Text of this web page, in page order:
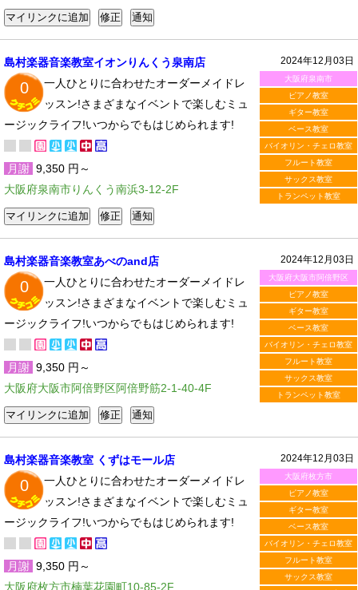
2024年12月03日
大阪府泉南市
ピアノ教室
ギター教室
ベース教室
バイオリン・チェロ教室
フルート教室
サックス教室
トランペット教室
島村楽器音楽教室イオンりんくう泉南店
0
一人ひとりに合わせたオーダーメイドレ
ッスン!さまざまなイベントで楽しむミュ
ージックライフ!いつからでもはじめられます!
月謝 9,350 円～
大阪府泉南市りんくう南浜3-12-2F
2024年12月03日
大阪府大阪市阿倍野区
ピアノ教室
ギター教室
ベース教室
バイオリン・チェロ教室
フルート教室
サックス教室
トランペット教室
島村楽器音楽教室あべのand店
0
一人ひとりに合わせたオーダーメイドレ
ッスン!さまざまなイベントで楽しむミュ
ージックライフ!いつからでもはじめられます!
月謝 9,350 円～
大阪府大阪市阿倍野区阿倍野筋2-1-40-4F
2024年12月03日
大阪府枚方市
ピアノ教室
ギター教室
ベース教室
バイオリン・チェロ教室
フルート教室
サックス教室
島村楽器音楽教室 くずはモール店
0
一人ひとりに合わせたオーダーメイドレ
ッスン!さまざまなイベントで楽しむミュ
ージックライフ!いつからでもはじめられます!
月謝 9,350 円～
大阪府枚方市楠葉花園町10-85-2F